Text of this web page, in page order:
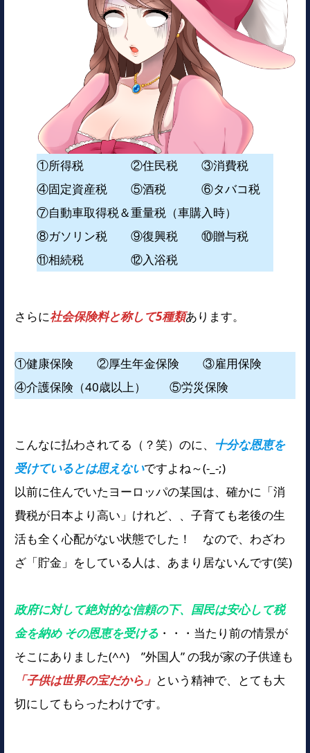
①所得税 ②住民税 ③消費税
④固定資産税 ⑤酒税 ⑥タバコ税
⑦自動車取得税＆重量税（車購入時）
⑧ガソリン税 ⑨復興税 ⑩贈与税
⑪相続税 ⑫入浴税
さらに社会保険料と称して5種類あります。
①健康保険 ②厚生年金保険 ③雇用保険
④介護保険（40歳以上） ⑤労災保険
こんなに払わされてる（？笑）のに、 十分な恩恵を
受けているとは思えないですよね～(-_-;)
以前に住んでいたヨーロッパの某国は、確かに「消
費税が日本より高い」けれど、、子育ても老後の生
活も全く心配がない状態でした！ なので、わざわ
ざ「貯金」をしている人は、あまり居ないんです(笑)
政府に対して絶対的な信頼の下、国民は安心して税
金を納め その恩恵を受ける ・・・当たり前の情景が
そこにありました(^^) ”外国人” の我が家の子供達も
「子供は世界の宝だから」 という精神で、とても大
切にしてもらったわけです。